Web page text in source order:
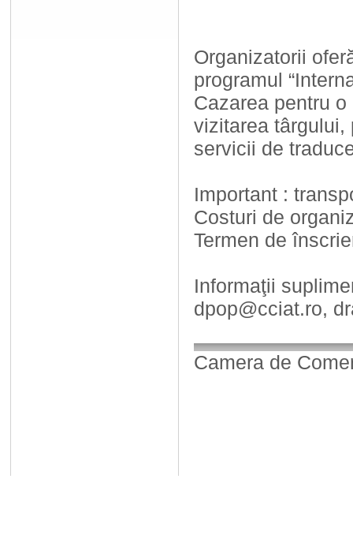
Organizatorii
programul
Cazarea pentru
vizitarea târgului,
servicii de
Important :
Costuri de
Termen de
Informaţii
dpop@cciat.ro,
Camera de